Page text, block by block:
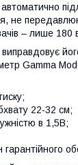
не
– лише 180
Gamma
22-32 см;
в 1,5В;
гарантійного